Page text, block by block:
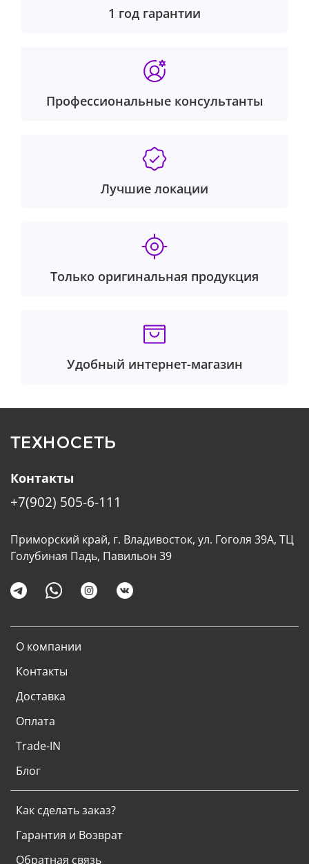
1 год гарантии
Профессиональные консультанты
Лучшие локации
Только оригинальная продукция
Удобный интернет-магазин
ТЕХНОСЕТЬ
О компании
Контакты
Доставка
Оплата
Trade-IN
Блог
Как сделать заказ?
Гарантия и Возврат
Обратная связь
Контакты
+7(902) 505-6-111
Приморский край, г. Владивосток, ул. Гоголя 39А, ТЦ
Голубиная Падь, Павильон 39